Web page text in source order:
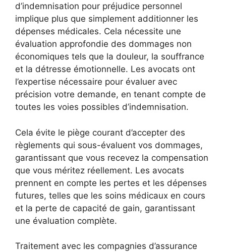
d’indemnisation pour préjudice personnel
implique plus que simplement additionner les
dépenses médicales. Cela nécessite une
évaluation approfondie des dommages non
économiques tels que la douleur, la souffrance
et la détresse émotionnelle. Les avocats ont
l’expertise nécessaire pour évaluer avec
précision votre demande, en tenant compte de
toutes les voies possibles d’indemnisation.
Cela évite le piège courant d’accepter des
règlements qui sous-évaluent vos dommages,
garantissant que vous recevez la compensation
que vous méritez réellement. Les avocats
prennent en compte les pertes et les dépenses
futures, telles que les soins médicaux en cours
et la perte de capacité de gain, garantissant
une évaluation complète.
Traitement avec les compagnies d’assurance